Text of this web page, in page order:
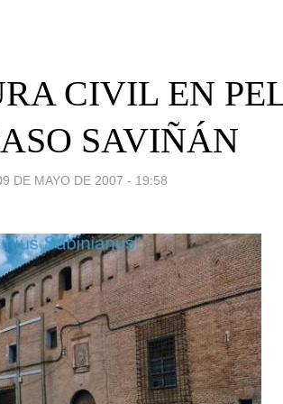
CIVIL EN
SAVIÑÁN
DE MAYO DE 2007 - 19:58